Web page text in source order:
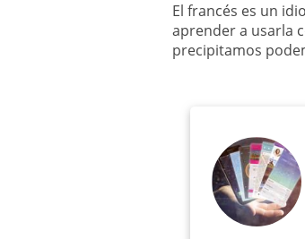
El francés es un
aprender a usarla
precipitamos